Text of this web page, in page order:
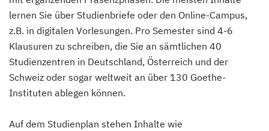
lernen Sie über Studienbriefe oder den Online-Campus,
z.B. in digitalen Vorlesungen. Pro Semester sind 4-6
Klausuren zu schreiben, die Sie an sämtlichen 40
Studienzentren in Deutschland, Österreich und der
Schweiz oder sogar weltweit an über 130 Goethe-
Instituten ablegen können.
Auf dem Studienplan stehen Inhalte wie